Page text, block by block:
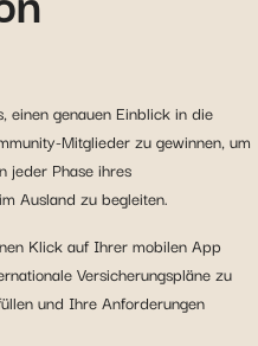
einen genauen Einblick in die
Mitglieder zu gewinnen, um
jeder Phase ihres
Ausland zu begleiten.
Klick auf Ihrer mobilen App
Versicherungspläne zu
und Ihre Anforderungen